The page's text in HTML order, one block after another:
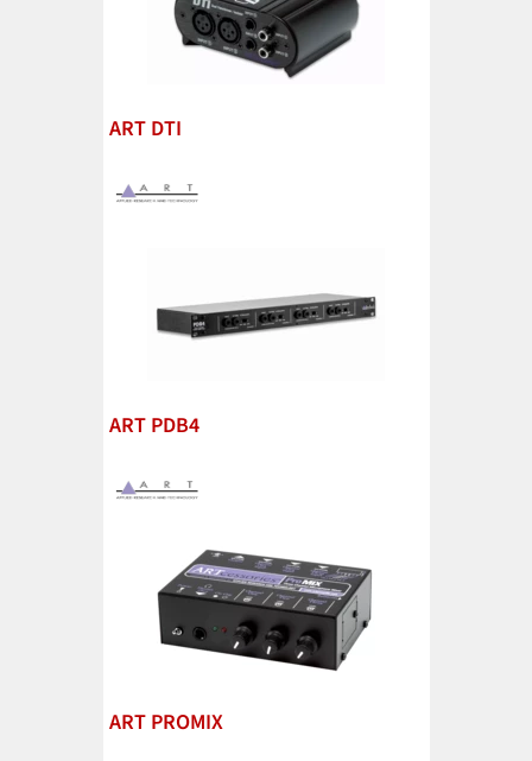
ART DTI
ART PDB4
ART PROMIX